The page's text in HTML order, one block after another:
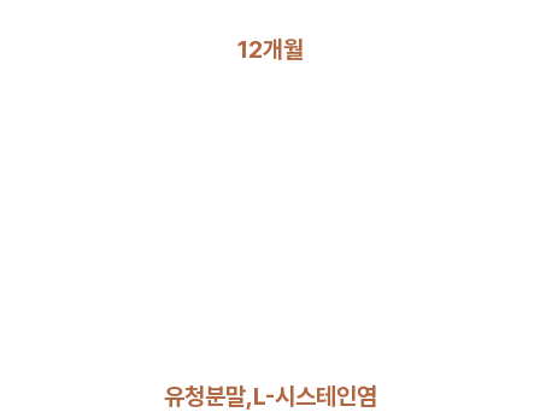
12개월
유청분말,L-시스테인염